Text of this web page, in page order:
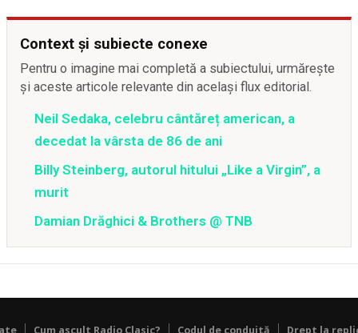
Context și subiecte conexe
Pentru o imagine mai completă a subiectului, urmărește
și aceste articole relevante din același flux editorial.
Neil Sedaka, celebru cântăreț american, a
decedat la vârsta de 86 de ani
Billy Steinberg, autorul hitului „Like a Virgin”, a
murit
Damian Drăghici & Brothers @ TNB
Cum ascult Radio Clasic? Codul de conduită Drept la